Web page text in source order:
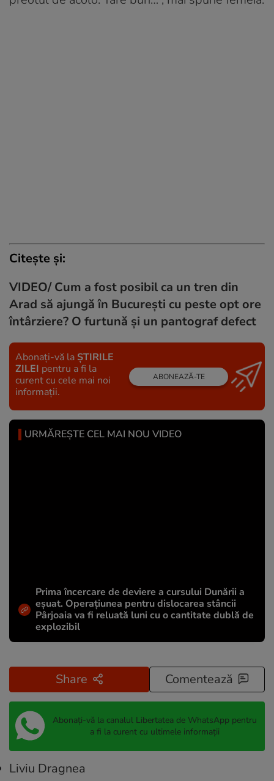
Citește și:
VIDEO/ Cum a fost posibil ca un tren din
Arad să ajungă în București cu peste opt ore
întârziere? O furtună și un pantograf defect
Abonați-vă la ȘTIRILE
ZILEI pentru a fi la
curent cu cele mai noi
informații.
ABONEAZĂ-TE
URMĂREȘTE CEL MAI NOU VIDEO
Prima încercare de deviere a cursului Dunării a
eșuat. Operațiunea pentru dislocarea stâncii
Pârjoaia va fi reluată luni cu o cantitate dublă de
explozibil
Share Comentează
Abonați-vă la canalul Libertatea de WhatsApp pentru
a fi la curent cu ultimele informații
Liviu Dragnea